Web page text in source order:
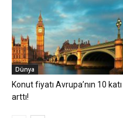
Dünya
Konut fiyatı Avrupa’nın 10 katı
arttı!